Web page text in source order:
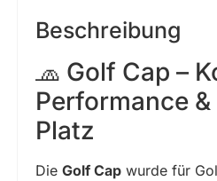
Beschreibung
🧢 Golf Cap –
Performance
Platz
Die Golf Cap wurde für